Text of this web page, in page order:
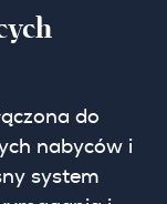
do
nabyców i
system